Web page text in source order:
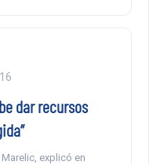
dar recursos
explicó en